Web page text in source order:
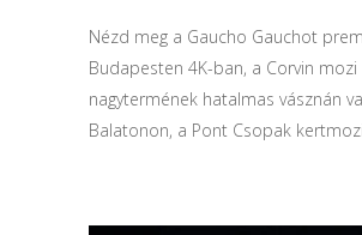
Nézd meg a Gaucho Gauchot
Budapesten 4K-ban, a Corvin mozi
nagytermének hatalmas vásznán
Balatonon, a Pont Csopak